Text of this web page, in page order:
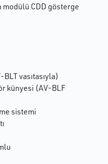
modülü CDD gösterge
BLT vasıtasıyla)
künyesi (AV-BLF
sistemi